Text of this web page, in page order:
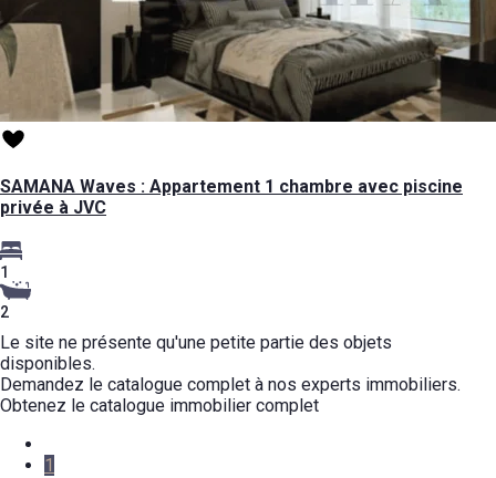
SAMANA Waves : Appartement 1 chambre avec piscine
privée à JVC
1
2
Le site ne présente qu'une petite partie des objets
disponibles.
Demandez le catalogue complet à nos experts immobiliers.
Obtenez le catalogue immobilier complet
1